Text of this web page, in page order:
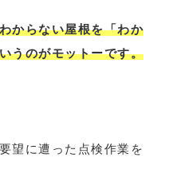
からない屋根を「わか
うのがモットーです。
望に遭った点検作業を